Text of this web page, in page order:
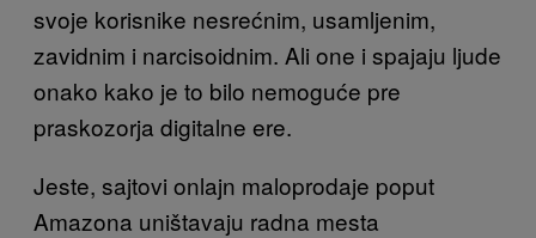
svoje korisnike nesrećnim, usamljenim,
zavidnim i narcisoidnim. Ali one i spajaju ljude
onako kako je to bilo nemoguće pre
praskozorja digitalne ere.
Jeste, sajtovi onlajn maloprodaje poput
Amazona uništavaju radna mesta